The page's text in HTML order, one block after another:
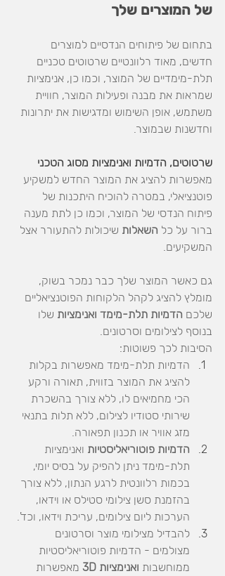
של המוצרים שלך
בתחום של פיתוחים הנדסיים למוצרים
חדשים, מאוד רלוונטיים שרטוטים טכניים
תלת-מימדיים של המוצר, וכמו כן, אנימציות
שמראות את מבנה ופעילות המוצר, חוויית
משתמש, אופן השימוש ומדגישות את יתרונות
וחדשנות שבמוצר.
שרטוטים, הדמיות ואנימציות מסוג הטכני
מאפשרות להציג את המוצר החדש למשקיע
פוטנציאלי, במטרה להוכיח היתכנות של
פיתוח הנדסי של המוצר, וכמו כן לתת מענה
ברור על כל השאלות שיכולות להתעורר אצל
המשקיעים.
גם כאשר המוצר שלך כבר נמכר בשוק,
מומלץ להציג לקהל הלקוחות הפוטנציאליים
שלכם הדמיות תלת-מימד ואנימציות שלו
בנוסף לצילומים וסרטונים.
הסיבות לכך פשוטות:
הדמיות תלת-מימד מאפשרות בקלות
להציג את המוצר בזווית, תאורה ורקע
הכי מחמיאים לו, ללא צורך בהשכרת
שירותי סטודיו לצילום, ללא תלות בתנאי
מזג אוויר או תכנון תפאורה.
הדמיות פוטוריאליסטיות ואנימציות
תלת-מימד ניתן להפיק על בסיס יומי,
בכמות רלוונטית לרגע הנתון, ללא צורך
בהזמנת סשן צילומי סטילס או וידאו,
הערכות ליום צילומים, עריכת וידאו, וכד'.
להבדיל מצילומי מוצר וסרטונים
מצולמים - הדמיות פוטוריאליסטיות
ממוחשבות ואנימציות 3D
מאפשרות